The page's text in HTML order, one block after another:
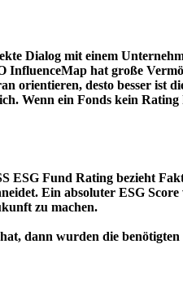
Dialog mit einem
InfluenceMap hat große
orientieren, desto besser ist
Wenn ein Fonds kein
ESG Fund Rating bezieht
Ein absoluter ESG
zu machen.
dann wurden die